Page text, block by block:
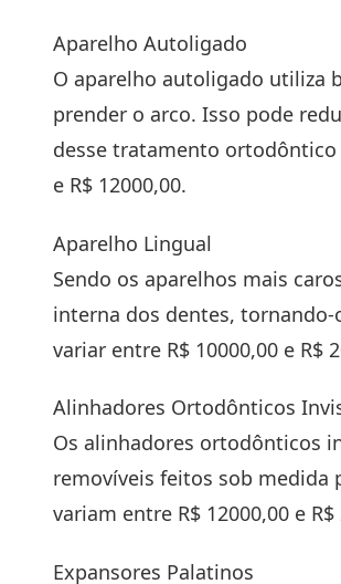
Aparelho Autoligado
O aparelho autoligado utiliza
prender o arco. Isso pode
desse tratamento ortodôntico
e R$ 12000,00.
Aparelho Lingual
Sendo os aparelhos mais
interna dos dentes,
variar entre R$ 10000,00 e R$
Alinhadores Ortodônticos
Os alinhadores ortodônticos
removíveis feitos sob medida
variam entre R$ 12000,00 e R$
Expansores Palatinos